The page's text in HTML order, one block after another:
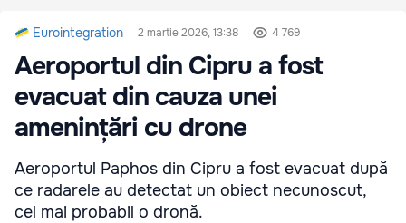
Eurointegration 2 martie 2026, 13:38 4 769
Aeroportul din Cipru a fost
evacuat din cauza unei
amenințări cu drone
Aeroportul Paphos din Cipru a fost evacuat după
ce radarele au detectat un obiect necunoscut,
cel mai probabil o dronă.